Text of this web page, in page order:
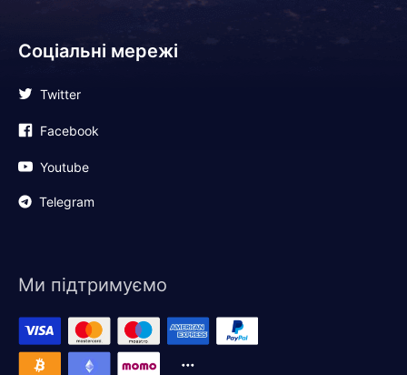
Соціальні мережі
Twitter
Facebook
Youtube
Telegram
Ми підтримуємо